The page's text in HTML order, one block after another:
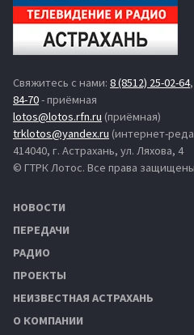
Свяжитесь с нами: 8 (8512) 25-02-64,
84-70- приёмная
lotos@lotos.rfn.ru (приёмная)
trklotos@yandex.ru (интернет-
414040, г. Астрахань, ул. Ляхова, 4
© ГТРК Лотос. Все права
НОВОСТИ
ПЕРЕДАЧИ
РАДИО
ПРОЕКТЫ
НЕИЗВЕСТНАЯ АСТРАХАНЬ
О КОМПАНИИ